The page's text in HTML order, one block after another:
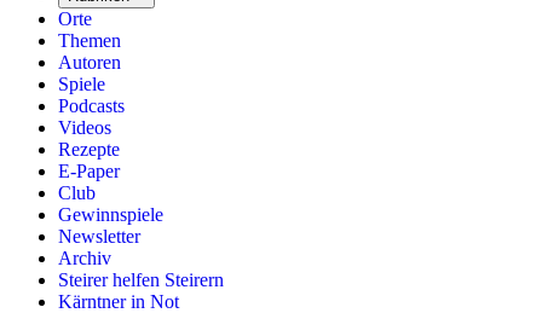
Orte
Themen
Autoren
Spiele
Podcasts
Videos
Rezepte
E-Paper
Club
Gewinnspiele
Newsletter
Archiv
Steirer helfen Steirern
Kärntner in Not